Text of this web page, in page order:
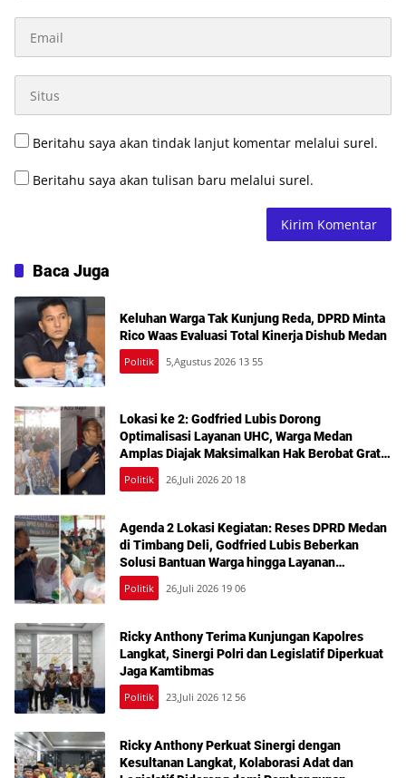
Beritahu saya akan tindak lanjut komentar melalui surel.
Beritahu saya akan tulisan baru melalui surel.
Baca Juga
Keluhan Warga Tak Kunjung Reda, DPRD Minta
Rico Waas Evaluasi Total Kinerja Dishub Medan
Politik 5,Agustus 2026 13 55
Lokasi ke 2: Godfried Lubis Dorong
Optimalisasi Layanan UHC, Warga Medan
Amplas Diajak Maksimalkan Hak Berobat Gratis
Bermodal KTP
Politik 26,Juli 2026 20 18
Agenda 2 Lokasi Kegiatan: Reses DPRD Medan
di Timbang Deli, Godfried Lubis Beberkan
Solusi Bantuan Warga hingga Layanan
Kesehatan Gratis
Politik 26,Juli 2026 19 06
Ricky Anthony Terima Kunjungan Kapolres
Langkat, Sinergi Polri dan Legislatif Diperkuat
Jaga Kamtibmas
Politik 23,Juli 2026 12 56
Ricky Anthony Perkuat Sinergi dengan
Kesultanan Langkat, Kolaborasi Adat dan